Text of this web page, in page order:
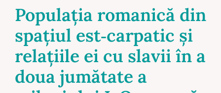
Populaţia romanică din
spaţiul est‑carpatic şi
relaţiile ei cu slavii în a
doua jumătate a